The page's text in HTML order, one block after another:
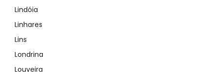
Lindóia
Linhares
Lins
Londrina
Louveira